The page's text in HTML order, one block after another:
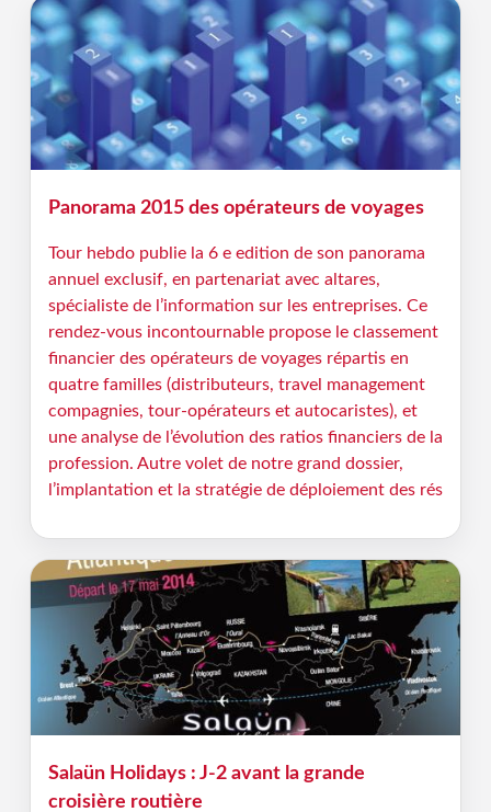
Panorama 2015 des opérateurs de voyages
Tour hebdo publie la 6 e edition de son panorama
annuel exclusif, en partenariat avec altares,
spécialiste de l’information sur les entreprises. Ce
rendez-vous incontournable propose le classement
financier des opérateurs de voyages répartis en
quatre familles (distributeurs, travel management
compagnies, tour-opérateurs et autocaristes), et
une analyse de l’évolution des ratios financiers de la
profession. Autre volet de notre grand dossier,
l’implantation et la stratégie de déploiement des rés
Salaün Holidays : J-2 avant la grande
croisière routière